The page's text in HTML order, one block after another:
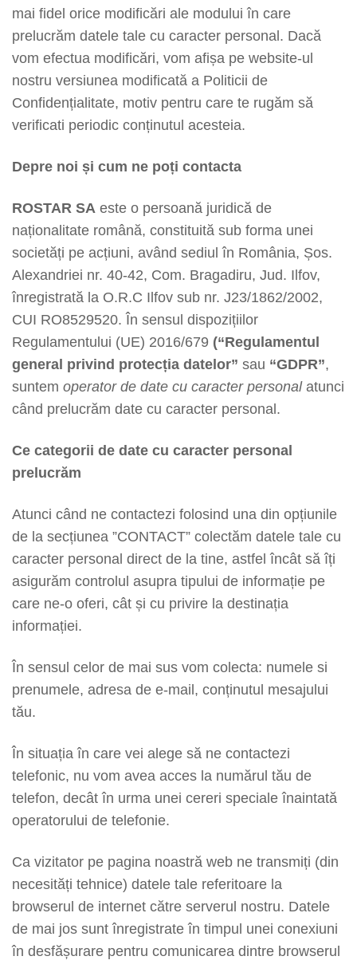
mai fidel orice modificări ale modului în care
prelucrăm datele tale cu caracter personal. Dacă
vom efectua modificări, vom afișa pe website-ul
nostru versiunea modificată a Politicii de
Confidențialitate, motiv pentru care te rugăm să
verificati periodic conținutul acesteia.
Depre noi și cum ne poți contacta
ROSTAR SA este o persoană juridică de
naționalitate română, constituită sub forma unei
societăți pe acțiuni, având sediul în România, Șos.
Alexandriei nr. 40-42, Com. Bragadiru, Jud. Ilfov,
înregistrată la O.R.C Ilfov sub nr. J23/1862/2002,
CUI RO8529520. În sensul dispozițiilor
Regulamentului (UE) 2016/679 (“Regulamentul
general privind protecția datelor” sau “GDPR”,
suntem operator de date cu caracter personalatunci
când prelucrăm date cu caracter personal.
Ce categorii de date cu caracter personal
prelucrăm
Atunci când ne contactezi folosind una din opțiunile
de la secțiunea ”CONTACT” colectăm datele tale cu
caracter personal direct de la tine, astfel încât să îți
asigurăm controlul asupra tipului de informație pe
care ne-o oferi, cât și cu privire la destinația
informației.
În sensul celor de mai sus vom colecta: numele si
prenumele, adresa de e-mail, conținutul mesajului
tău.
În situația în care vei alege să ne contactezi
telefonic, nu vom avea acces la numărul tău de
telefon, decât în urma unei cereri speciale înaintată
operatorului de telefonie.
Ca vizitator pe pagina noastră web ne transmiți (din
necesități tehnice) datele tale referitoare la
browserul de internet către serverul nostru. Datele
de mai jos sunt înregistrate în timpul unei conexiuni
în desfășurare pentru comunicarea dintre browserul